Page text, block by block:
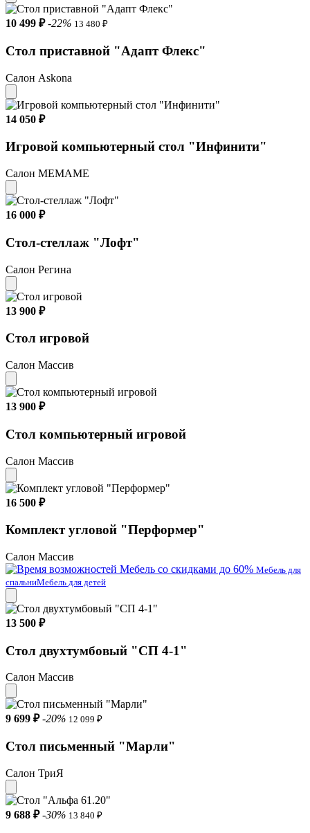
10 499 ₽ -22% 13 480 ₽
Стол приставной "Адапт Флекс"
Салон Askona
14 050 ₽
Игровой компьютерный стол "Инфинити"
Салон МЕМАМЕ
16 000 ₽
Стол-стеллаж "Лофт"
Салон Регина
13 900 ₽
Стол игровой
Салон Массив
13 900 ₽
Стол компьютерный игровой
Салон Массив
16 500 ₽
Комплект угловой "Перформер"
Салон Массив
Мебель со скидками до 60% Мебель для
спальниМебель для детей
13 500 ₽
Стол двухтумбовый "СП 4-1"
Салон Массив
9 699 ₽ -20% 12 099 ₽
Стол письменный "Марли"
Салон ТриЯ
9 688 ₽ -30% 13 840 ₽